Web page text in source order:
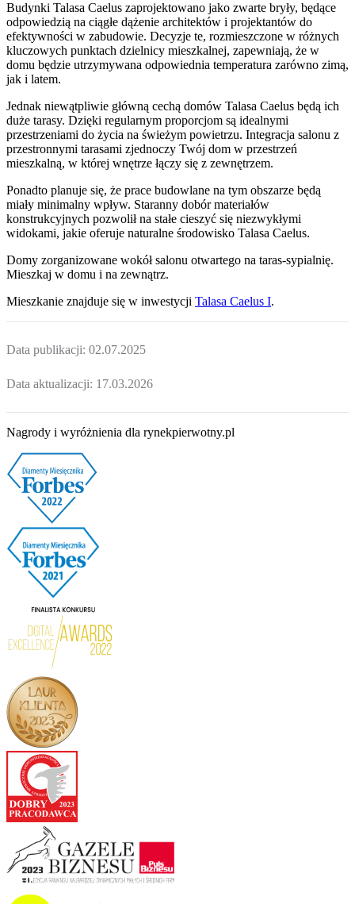
Budynki Talasa Caelus zaprojektowano jako zwarte bryły, będące
odpowiedzią na ciągłe dążenie architektów i projektantów do
efektywności w zabudowie. Decyzje te, rozmieszczone w różnych
kluczowych punktach dzielnicy mieszkalnej, zapewniają, że w
domu będzie utrzymywana odpowiednia temperatura zarówno zimą,
jak i latem.
Jednak niewątpliwie główną cechą domów Talasa Caelus będą ich
duże tarasy. Dzięki regularnym proporcjom są idealnymi
przestrzeniami do życia na świeżym powietrzu. Integracja salonu z
przestronnymi tarasami zjednoczy Twój dom w przestrzeń
mieszkalną, w której wnętrze łączy się z zewnętrzem.
Ponadto planuje się, że prace budowlane na tym obszarze będą
miały minimalny wpływ. Staranny dobór materiałów
konstrukcyjnych pozwolił na stałe cieszyć się niezwykłymi
widokami, jakie oferuje naturalne środowisko Talasa Caelus.
Domy zorganizowane wokół salonu otwartego na taras-sypialnię.
Mieszkaj w domu i na zewnątrz.
Mieszkanie znajduje się w inwestycji Talasa Caelus I.
Data publikacji: 02.07.2025
Data aktualizacji: 17.03.2026
Nagrody i wyróżnienia dla rynekpierwotny.pl